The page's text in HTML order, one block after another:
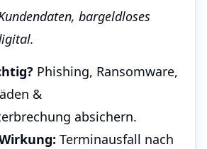
bargeldloses
Phishing, Ransomware,
&
absichern.
Terminausfall nach